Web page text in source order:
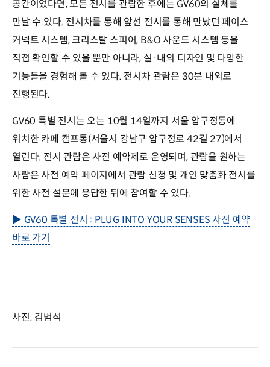
공간이었다면, 모든 전시를 관람한 후에는 GV60의 실체를
만날 수 있다. 전시차를 통해 앞선 전시를 통해 만났던 페이스
커넥트 시스템, 크리스탈 스피어, B&O 사운드 시스템 등을
직접 확인할 수 있을 뿐만 아니라, 실·내외 디자인 및 다양한
기능들을 경험해 볼 수 있다. 전시차 관람은 30분 내외로
진행된다.
GV60 특별 전시는 오는 10월 14일까지 서울 압구정동에
위치한 카페 캠프통(서울시 강남구 압구정로 42길 27)에서
열린다. 전시 관람은 사전 예약제로 운영되며, 관람을 원하는
사람은 사전 예약 페이지에서 관람 신청 및 개인 맞춤화 전시를
위한 사전 설문에 응답한 뒤에 참여할 수 있다.
▶ GV60 특별 전시 : PLUG INTO YOUR SENSES 사전 예약
바로 가기
사진. 김범석